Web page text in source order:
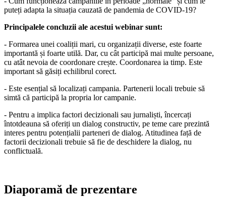
puteți adapta la situația cauzată de pandemia de COVID-19?
Principalele concluzii ale acestui webinar sunt:
- Formarea unei coaliții mari, cu organizații diverse, este foarte
importantă și foarte utilă. Dar, cu cât participă mai multe persoane,
cu atât nevoia de coordonare crește. Coordonarea ia timp. Este
important să găsiți echilibrul corect.
- Este esențial să localizați campania. Partenerii locali trebuie să
simtă că participă la propria lor campanie.
- Pentru a implica factori decizionali sau jurnaliști, încercați
întotdeauna să oferiți un dialog constructiv, pe teme care prezintă
interes pentru potențialii parteneri de dialog. Atitudinea față de
factorii decizionali trebuie să fie de deschidere la dialog, nu
conflictuală.
Diaporamă de prezentare